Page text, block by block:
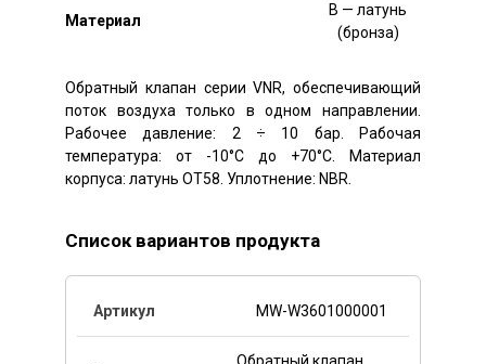
Mатериал
B — латунь
(бронза)
Обратный клапан серии VNR, обеспечивающий
поток воздуха только в одном направлении.
Рабочее давление: 2 ÷ 10 бар. Рабочая
температура: от -10°C до +70°C. Материал
корпуса: латунь OT58. Уплотнение: NBR.
Список вариантов продукта
MW-W3601000001